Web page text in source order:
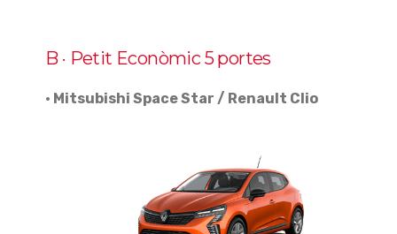
B · Petit Econòmic 5 portes
· Mitsubishi Space Star / Renault Clio